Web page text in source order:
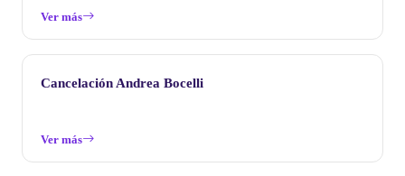
Ver más
Cancelación Andrea Bocelli
Ver más